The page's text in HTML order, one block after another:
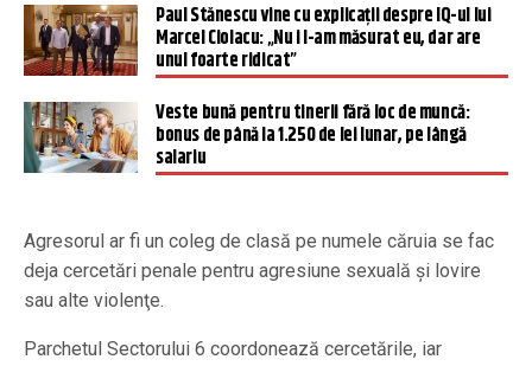
Paul Stănescu vine cu explicații despre IQ-ul lui
Marcel Ciolacu: „Nu i l-am măsurat eu, dar are
unul foarte ridicat”
Veste bună pentru tinerii fără loc de muncă:
bonus de până la 1.250 de lei lunar, pe lângă
salariu
Agresorul ar fi un coleg de clasă pe numele căruia se fac
deja cercetări penale pentru agresiune sexuală și lovire
sau alte violenţe.
Parchetul Sectorului 6 coordonează cercetările, iar